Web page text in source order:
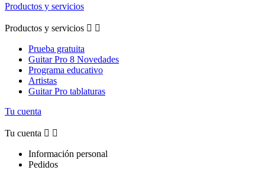
Productos y servicios
Productos y servicios  
Prueba gratuita
Guitar Pro 8 Novedades
Programa educativo
Artistas
Guitar Pro tablaturas
Tu cuenta
Tu cuenta  
Información personal
Pedidos